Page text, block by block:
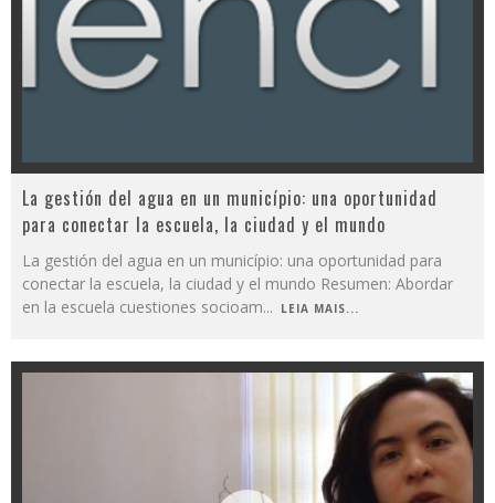
La gestión del agua en un município: una oportunidad
para conectar la escuela, la ciudad y el mundo
La gestión del agua en un município: una oportunidad para
conectar la escuela, la ciudad y el mundo Resumen: Abordar
en la escuela cuestiones socioam... LEIA MAIS...